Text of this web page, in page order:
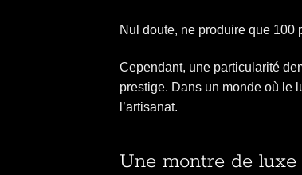
Nul doute, ne produire que 100
Cependant, une particularité
prestige. Dans un monde où le
l’artisanat.
Une montre de